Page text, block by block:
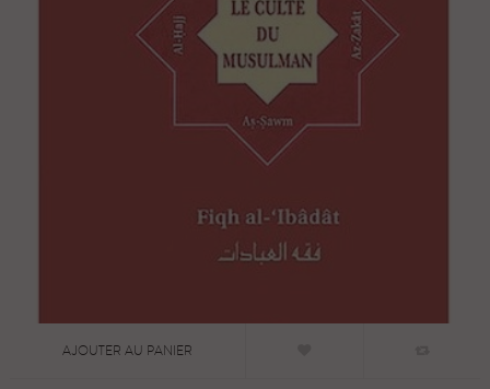
AJOUTER AU PANIER